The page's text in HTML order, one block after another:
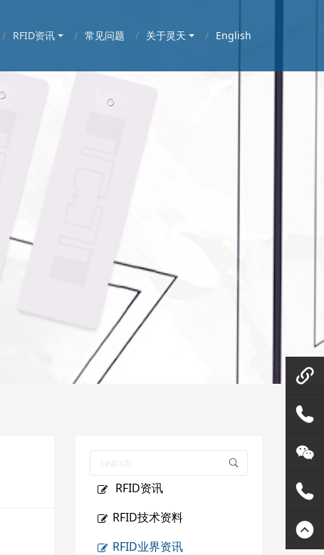
RFID资讯 常见问题 关于灵天 English
RFID资讯
RFID技术资料
RFID业界资讯
微信在
线咨询
158144
80455
灵天公
众号
400807